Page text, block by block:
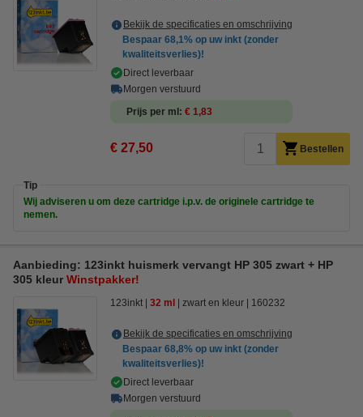
Bekijk de specificaties en omschrijving
Bespaar 68,1% op uw inkt (zonder
kwaliteitsverlies)!
Direct leverbaar
Morgen verstuurd
Prijs per ml € 1,83
€ 27,50 Bestellen
Tip
Wij adviseren u om deze cartridge i.p.v. de originele cartridge te
nemen.
Aanbieding: 123inkt huismerk vervangt HP 305 zwart + HP
305 kleur Winstpakker!
123inkt 32 ml zwart en kleur 160232
Bekijk de specificaties en omschrijving
Bespaar 68,8% op uw inkt (zonder
kwaliteitsverlies)!
Direct leverbaar
Morgen verstuurd